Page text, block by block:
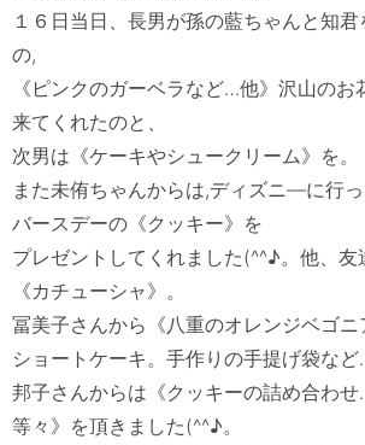
１６日当日、長男が孫の藍ちゃんと知
の,
《ピンクのガーベラなど…他》沢山のお
来てくれたのと、
次男は《ケーキやシュークリーム》を。
また未侑ちゃんからは,ディズニ―に行っ
バースデーの《クッキー》を
プレゼントしてくれました(^^♪。他、友
《カチューシャ》。
冨美子さんから《八重のオレンジベゴニ
ショートケーキ。手作りの手提げ袋など
邦子さんからは《クッキーの詰め合わ
等々》を頂きました(^^♪。